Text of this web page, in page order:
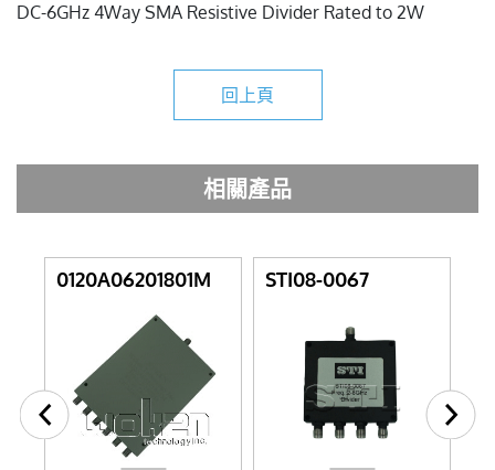
DC-6GHz 4Way SMA Resistive Divider Rated to 2W
回上頁
相關產品
0120A06201801M STI08-0067